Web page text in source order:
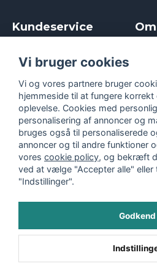
Kundeservice
Kampagner og rabatter
Reklamation
Policy chase cars
Returnera
Logga in
Vi bruger cookies
Vi og vores partnere bruger
hjemmeside til at fungere
oplevelse. Cookies med
personalisering af annoncer og
bruges også til personaliserede
annoncer og til andre funktioner
vores cookie policy, og bekræft
ved at vælge "Accepter alle" eller
"Indstillinger".
Godkend